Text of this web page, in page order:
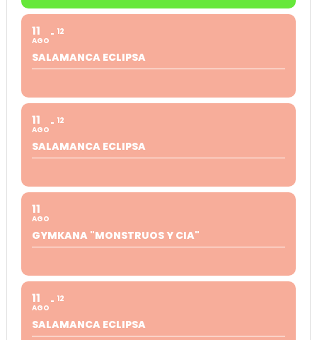
11
AGO
12
SALAMANCA ECLIPSA
11
AGO
12
SALAMANCA ECLIPSA
11
AGO
GYMKANA "MONSTRUOS Y CIA"
11
AGO
12
SALAMANCA ECLIPSA